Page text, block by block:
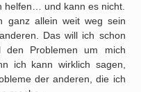
helfen… und kann es nicht.
ganz allein weit weg sein
Das will ich schon
Problemen um mich
ich kann wirklich sagen,
der anderen, die ich